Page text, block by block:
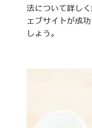
法について詳し
ェブサイトが成
しょう。